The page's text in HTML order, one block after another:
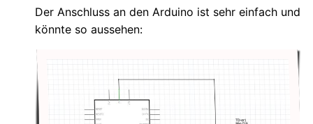
Der Anschluss an den Arduino ist sehr einfach und
könnte so aussehen: